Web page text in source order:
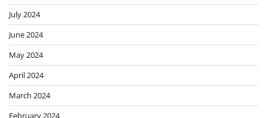
July 2024
June 2024
May 2024
April 2024
March 2024
February 2024